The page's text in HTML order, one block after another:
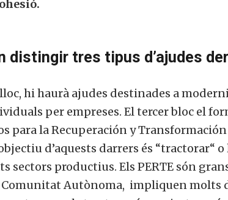
distingir tres tipus d’ajudes
hi haurà ajudes destinades a
per empreses. El tercer bloc el
para la Recuperación y Transformación
d’aquests darrers és “tractorar“
sectors productius. Els PERTE són
Comunitat Autònoma, impliquen molts